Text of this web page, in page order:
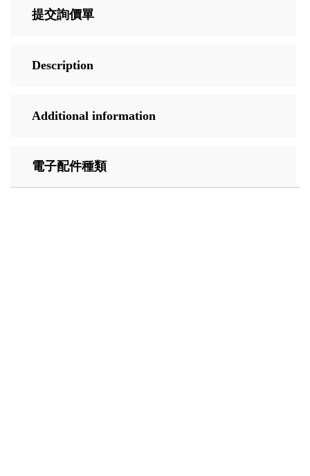
提交詢價單
Description
Additional information
電子配件種類